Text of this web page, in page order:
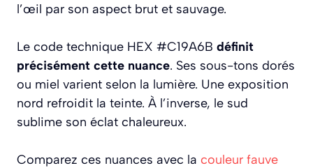
l’œil par son aspect brut et sauvage.
Le code technique HEX #C19A6B définit
précisément cette nuance. Ses sous-tons dorés
ou miel varient selon la lumière. Une exposition
nord refroidit la teinte. À l’inverse, le sud
sublime son éclat chaleureux.
Comparez ces nuances avec la couleur fauve